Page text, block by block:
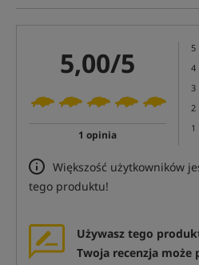
5,00/5
1 opinia
5
4
3
2
1
Większość użytkowników
tego produktu!
Używasz tego
Twoja recenzja może